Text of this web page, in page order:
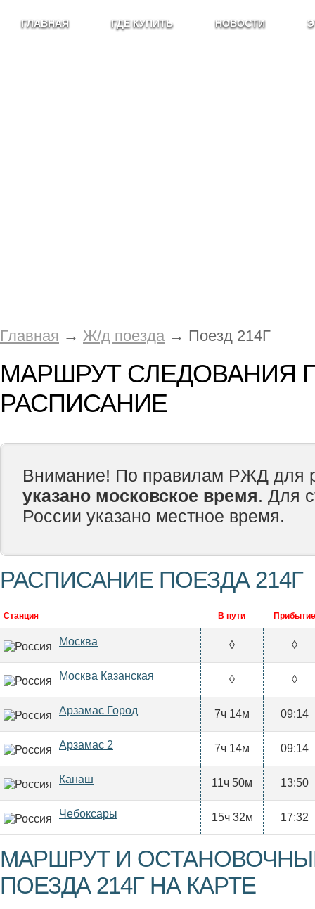
ГЛАВНАЯ ГДЕ КУПИТЬ НОВОСТИ
Главная → Ж/д поезда → Поезд 214Г
МАРШРУТ СЛЕДОВАНИЯ
РАСПИСАНИЕ
Внимание! По правилам РЖД для
указано московское время. Для
России указано местное время.
РАСПИСАНИЕ ПОЕЗДА 214Г
Станция В пути Прибытие
Москва ◊ ◊
Москва Казанская ◊ ◊
Арзамас Город 7ч 14м 09:14
Арзамас 2 7ч 14м 09:14
Канаш 11ч 50м 13:50
Чебоксары 15ч 32м 17:32
МАРШРУТ И
ПОЕЗДА 214Г НА КАРТЕ